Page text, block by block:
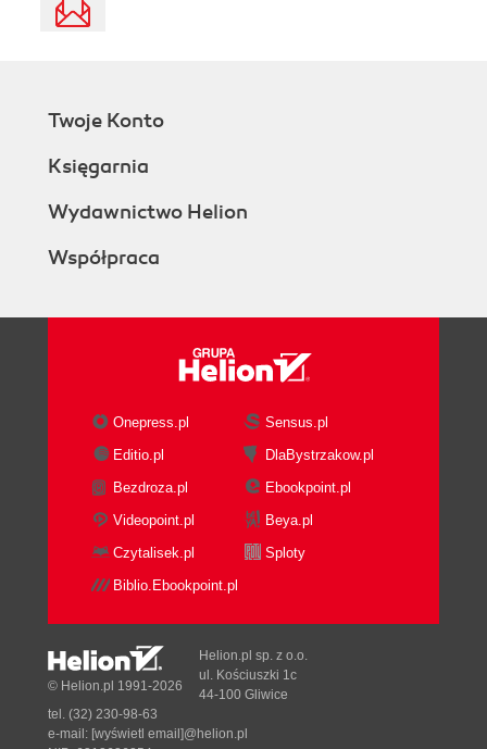
Twoje Konto
Księgarnia
Wydawnictwo Helion
Współpraca
Onepress.pl
Sensus.pl
Editio.pl
DlaBystrzakow.pl
Bezdroza.pl
Ebookpoint.pl
Videopoint.pl
Beya.pl
Czytalisek.pl
Sploty
Biblio.Ebookpoint.pl
© Helion.pl 1991-2026
Helion.pl sp. z o.o.
ul. Kościuszki 1c
44-100 Gliwice
tel. (32) 230-98-63
e-mail: [wyświetl email]@helion.pl